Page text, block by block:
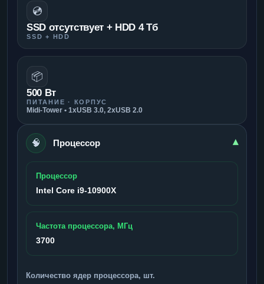
💿
SSD отсутствует + HDD 4 Тб
SSD + HDD
📦
500 Вт
ПИТАНИЕ · КОРПУС
Midi-Tower • 1xUSB 3.0, 2xUSB 2.0
🧠 Процессор ▾
Процессор
Intel Core i9-10900X
Частота процессора, МГц
3700
Количество ядер процессора, шт.